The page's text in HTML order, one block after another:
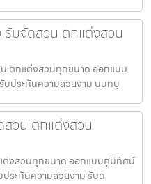
บจัดสวน ตกแต่งสวน
ตกแต่งสวนทุกขนาด ออกแบบ
บประกันความสวยงาม นนทบุ
วน ตกแต่งสวน
ต่งสวนทุกขนาด ออกแบบภูมิทัศน์
ระกันความสวยงาม รับด